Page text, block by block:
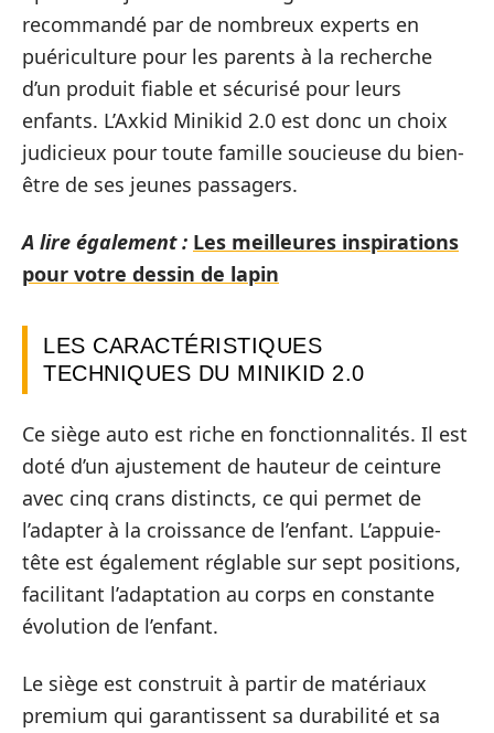
recommandé par de nombreux experts en
puériculture pour les parents à la recherche
d’un produit fiable et sécurisé pour leurs
enfants. L’Axkid Minikid 2.0 est donc un choix
judicieux pour toute famille soucieuse du bien-
être de ses jeunes passagers.
A lire également : Les meilleures inspirations
pour votre dessin de lapin
LES CARACTÉRISTIQUES
TECHNIQUES DU MINIKID 2.0
Ce siège auto est riche en fonctionnalités. Il est
doté d’un ajustement de hauteur de ceinture
avec cinq crans distincts, ce qui permet de
l’adapter à la croissance de l’enfant. L’appuie-
tête est également réglable sur sept positions,
facilitant l’adaptation au corps en constante
évolution de l’enfant.
Le siège est construit à partir de matériaux
premium qui garantissent sa durabilité et sa